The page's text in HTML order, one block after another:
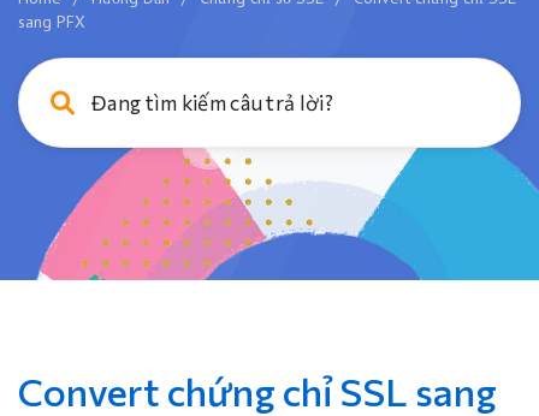
sang PFX
Convert chứng chỉ SSL sang